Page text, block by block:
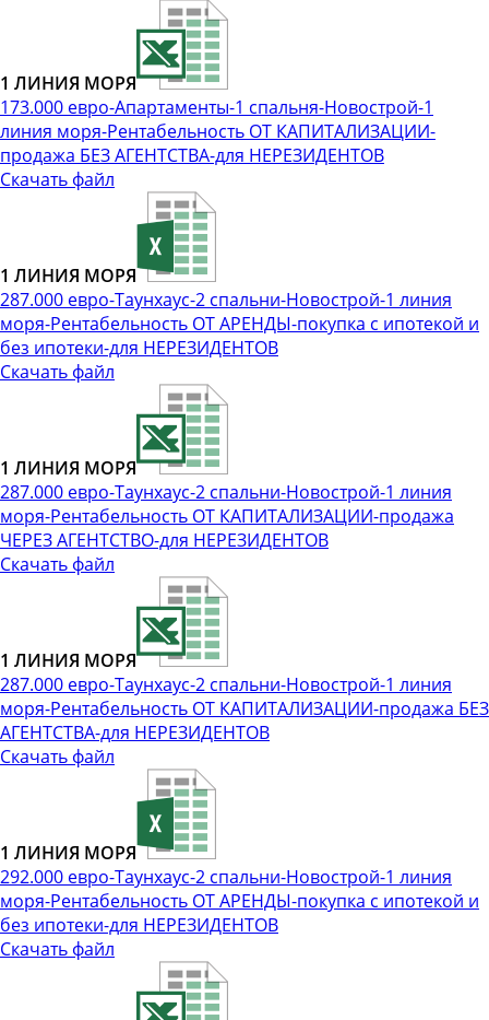
1 ЛИНИЯ МОРЯ
173.000 евро-Апартаменты-1 спальня-Новострой-1
линия моря-Рентабельность ОТ КАПИТАЛИЗАЦИИ-
продажа БЕЗ АГЕНТСТВА-для НЕРЕЗИДЕНТОВ
Скачать файл
1 ЛИНИЯ МОРЯ
287.000 евро-Таунхаус-2 спальни-Новострой-1 линия
моря-Рентабельность ОТ АРЕНДЫ-покупка с ипотекой и
без ипотеки-для НЕРЕЗИДЕНТОВ
Скачать файл
1 ЛИНИЯ МОРЯ
287.000 евро-Таунхаус-2 спальни-Новострой-1 линия
моря-Рентабельность ОТ КАПИТАЛИЗАЦИИ-продажа
ЧЕРЕЗ АГЕНТСТВО-для НЕРЕЗИДЕНТОВ
Скачать файл
1 ЛИНИЯ МОРЯ
287.000 евро-Таунхаус-2 спальни-Новострой-1 линия
моря-Рентабельность ОТ КАПИТАЛИЗАЦИИ-продажа БЕЗ
АГЕНТСТВА-для НЕРЕЗИДЕНТОВ
Скачать файл
1 ЛИНИЯ МОРЯ
292.000 евро-Таунхаус-2 спальни-Новострой-1 линия
моря-Рентабельность ОТ АРЕНДЫ-покупка с ипотекой и
без ипотеки-для НЕРЕЗИДЕНТОВ
Скачать файл